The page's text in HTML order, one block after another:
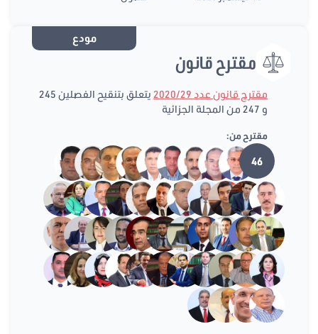
مودع
مقترح قانون
مقترح قانون عدد 2020/29
يتعلق بتنقيح الفصلين 245
و 247 من المجلة الجزائية
مقترح من:
46